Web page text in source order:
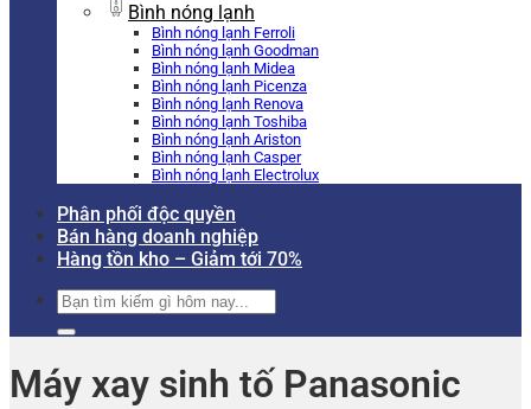
Bình nóng lạnh
Bình nóng lạnh Ferroli
Bình nóng lạnh Goodman
Bình nóng lạnh Midea
Bình nóng lạnh Picenza
Bình nóng lạnh Renova
Bình nóng lạnh Toshiba
Bình nóng lạnh Ariston
Bình nóng lạnh Casper
Bình nóng lạnh Electrolux
Phân phối độc quyền
Bán hàng doanh nghiệp
Hàng tồn kho – Giảm tới 70%
Tìm
kiếm:
Máy xay sinh tố Panasonic